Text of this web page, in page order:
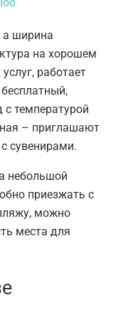
а ширина
на хорошем
работает
температурой
– приглашают
сувенирами.
небольшой
приезжать с
можно
места для